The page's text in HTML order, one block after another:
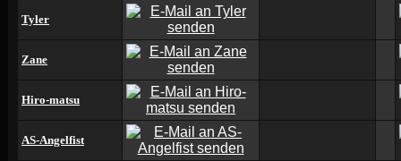
Tyler
Zane
Hiro-matsu
AS-Angelfist